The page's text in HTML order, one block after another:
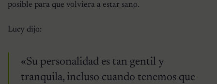
posible para que volviera a estar sano.
Lucy dijo:
«Su personalidad es tan gentil y
tranquila, incluso cuando tenemos que